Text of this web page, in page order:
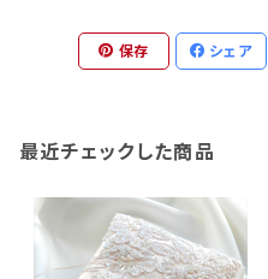
保存 シェア
最近チェックした商品